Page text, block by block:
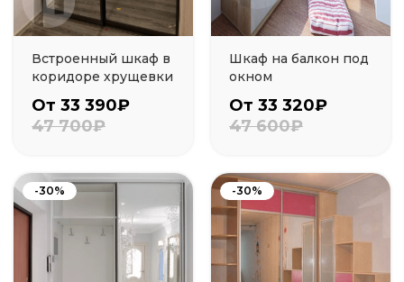
Встроенный шкаф в
коридоре хрущевки
От 33 390₽
47 700₽
Шкаф на балкон под
окном
От 33 320₽
47 600₽
-30% -30%